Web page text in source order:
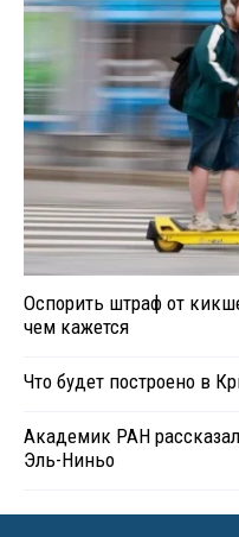
Оспорить штраф от
чем кажется
Что будет построено в
Академик РАН
Эль-Ниньо